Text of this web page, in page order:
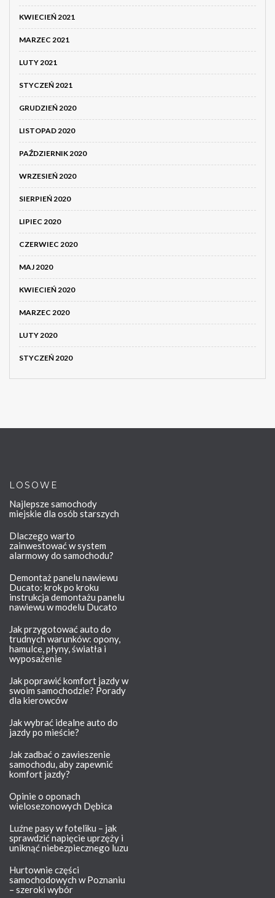
KWIECIEŃ 2021
MARZEC 2021
LUTY 2021
STYCZEŃ 2021
GRUDZIEŃ 2020
LISTOPAD 2020
PAŹDZIERNIK 2020
WRZESIEŃ 2020
SIERPIEŃ 2020
LIPIEC 2020
CZERWIEC 2020
MAJ 2020
KWIECIEŃ 2020
MARZEC 2020
LUTY 2020
STYCZEŃ 2020
LOSOWE
Najlepsze samochody
miejskie dla osób starszych
Dlaczego warto
zainwestować w system
alarmowy do samochodu?
Demontaż panelu nawiewu
Ducato: krok po kroku
instrukcja demontażu panelu
nawiewu w modelu Ducato
Jak przygotować auto do
trudnych warunków: opony,
hamulce, płyny, światła i
wyposażenie
Jak poprawić komfort jazdy w
swoim samochodzie? Porady
dla kierowców
Jak wybrać idealne auto do
jazdy po mieście?
Jak zadbać o zawieszenie
samochodu, aby zapewnić
komfort jazdy?
Opinie o oponach
wielosezonowych Dębica
Luźne pasy w foteliku – jak
sprawdzić napięcie uprzęży i
uniknąć niebezpiecznego luzu
Hurtownie części
samochodowych w Poznaniu
– szeroki wybór